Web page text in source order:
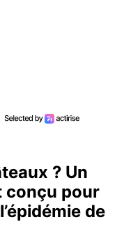
? Un
conçu pour
de